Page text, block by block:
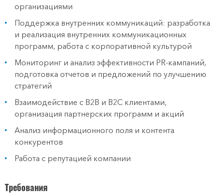
организациями
Поддержка внутренних коммуникаций: разработка
и реализация внутренних коммуникационных
программ, работа с корпоративной культурой
Мониторинг и анализ эффективности PR-кампаний,
подготовка отчетов и предложений по улучшению
стратегий
Взаимодействие с B2B и B2C клиентами,
организация партнерских программ и акций
Анализ информационного поля и контента
конкурентов
Работа с репутацией компании
Требования